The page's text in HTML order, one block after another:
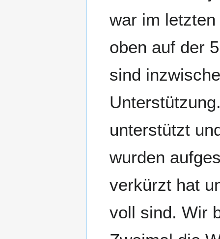
war im
oben auf der
sind
unterstützt
wurden
verkürzt hat
voll sind. Wir